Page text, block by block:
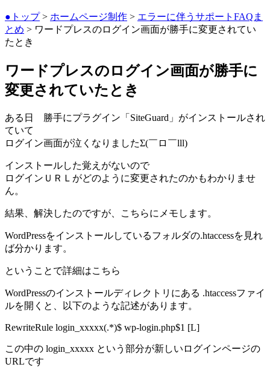
●トップ> ホームページ制作 > エラーに伴うサポートFAQま
とめ > ワードプレスのログイン画面が勝手に変更されてい
たとき
ワードプレスのログイン画面が勝手に
変更されていたとき
ある日 勝手にプラグイン「SiteGuard」がインストールされ
ていて
ログイン画面が泣くなりましたΣ(￣ロ￣lll)
インストールした覚えがないので
ログインＵＲＬがどのように変更されたのかもわかりませ
ん。
結果、解決したのですが、こちらにメモします。
WordPressをインストールしているフォルダの.htaccessを見れ
ば分かります。
ということで詳細はこちら
WordPressのインストールディレクトリにある .htaccessファイ
ルを開くと、以下のような記述があります。
RewriteRule login_xxxxx(.*)$ wp-login.php$1 [L]
この中の login_xxxxx という部分が新しいログインページの
URLです